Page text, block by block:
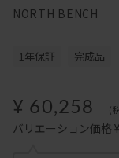
NORTH BENCH
1年保証 完成品
¥ 60,258 (
バリエーション価格